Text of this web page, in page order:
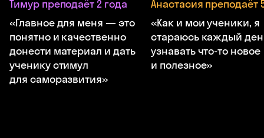
Тимур преподаёт 2 года
«Главное для меня — это
понятно и качественно
донести материал и дать
ученику стимул
для саморазвития»
Анастасия преподаёт
«Как и мои ученики, я
стараюсь каждый
узнавать что-то новое
и полезное»